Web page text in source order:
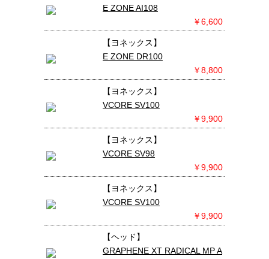
E ZONE AI108
￥6,600
【ヨネックス】
E ZONE DR100
￥8,800
【ヨネックス】
VCORE SV100
￥9,900
【ヨネックス】
VCORE SV98
￥9,900
【ヨネックス】
VCORE SV100
￥9,900
【ヘッド】
GRAPHENE XT RADICAL MP A